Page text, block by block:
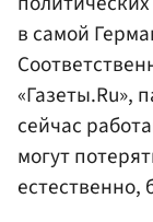
в самой
«Газеты.Ru»,
сейчас
могут
естественно,